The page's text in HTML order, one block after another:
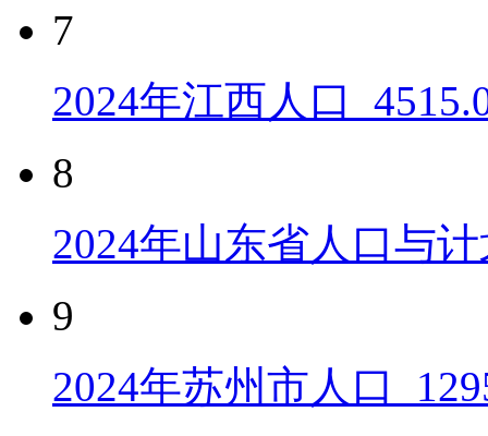
7
2024年江西人口
8
2024年山东省人口与
9
2024年苏州市人口